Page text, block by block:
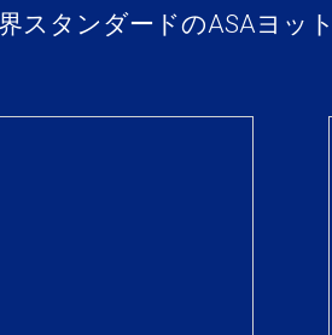
スタンダードのASAヨッ